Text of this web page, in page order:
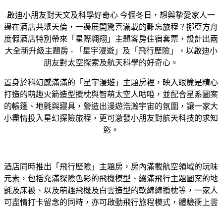
啟迪小朋友對天文及科學好奇心 今個冬日，想與摯愛家人一
邊在酒店共聚天倫，一邊展開驚喜滿載的難忘旅程？挪亞方舟
度假酒店特別帶來「星際翱翔」主題客房住宿套票，設計出兩
大全新升級主題房 - 「星宇漫遊」及「飛行歷險」，以啟迪小
朋友對太空探索及航天科學的好奇心。
置身於科幻感滿滿的「星宇漫遊」主題房裡，映入眼簾是精心
打造的萌趣火箭造型攬枕與智萌太空人咕𠱸，並配合星系圖案
的帳篷、地氈與寢具，營造出漫遊浩瀚宇宙的氛圍，讓一家大
小盡情投入星幻探險旅程，更可激發小朋友對航天科技的求知
慾。
酒店同時推出「飛行歷險」主題房，房內滿載航空領域的玩味
元素，包括充滿探險色彩的飛機模型、綴滿飛行主題圖案的地
氈及床被、以及萌趣飛機及白雲造型的軟綿綿攬枕等，一家人
可盡情打卡留念的同時，亦可啟動飛行旅程模式，體驗衝上雲